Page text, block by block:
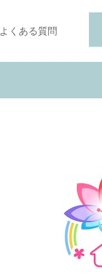
よくある質問